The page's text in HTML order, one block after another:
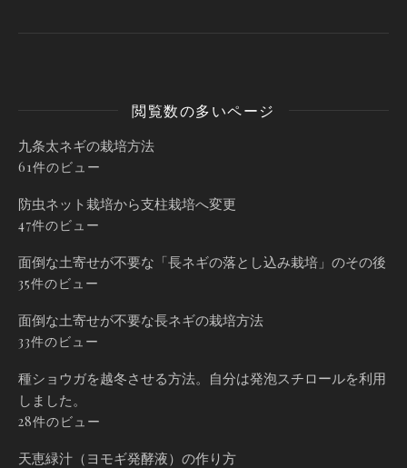
閲覧数の多いページ
九条太ネギの栽培方法
61件のビュー
防虫ネット栽培から支柱栽培へ変更
47件のビュー
面倒な土寄せが不要な「長ネギの落とし込み栽培」のその後
35件のビュー
面倒な土寄せが不要な長ネギの栽培方法
33件のビュー
種ショウガを越冬させる方法。自分は発泡スチロールを利用
しました。
28件のビュー
天恵緑汁（ヨモギ発酵液）の作り方